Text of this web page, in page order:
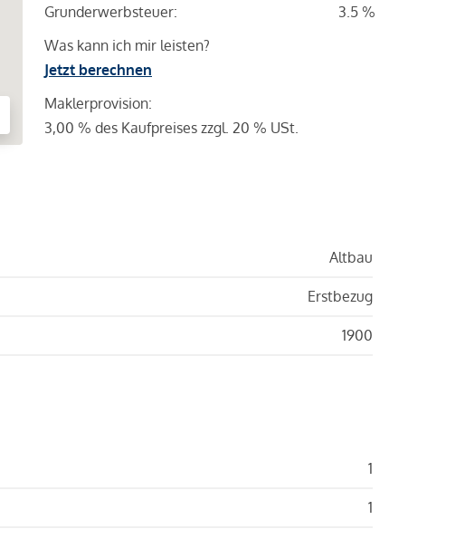
Grunderwerbsteuer:
3.5 %
Was kann ich mir leisten?
Jetzt berechnen
Maklerprovision:
3,00 % des Kaufpreises zzgl. 20 % USt.
Altbau
Erstbezug
1900
1
1